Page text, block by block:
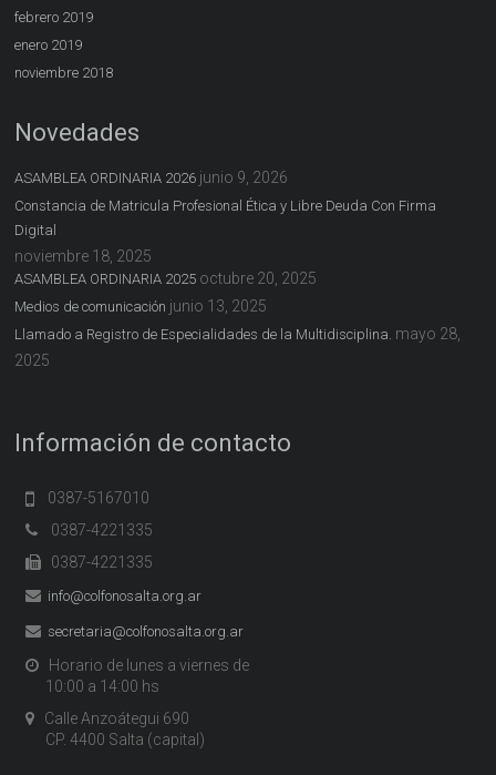
febrero 2019
enero 2019
noviembre 2018
Novedades
ASAMBLEA ORDINARIA 2026 junio 9, 2026
Constancia de Matricula Profesional Ética y Libre Deuda Con Firma
Digital
noviembre 18, 2025
ASAMBLEA ORDINARIA 2025 octubre 20, 2025
Medios de comunicación junio 13, 2025
Llamado a Registro de Especialidades de la Multidisciplina. mayo 28,
2025
Información de contacto
0387-5167010
0387-4221335
0387-4221335
info@colfonosalta.org.ar
secretaria@colfonosalta.org.ar
Horario de lunes a viernes de
10:00 a 14:00 hs
Calle Anzoátegui 690
CP. 4400 Salta (capital)